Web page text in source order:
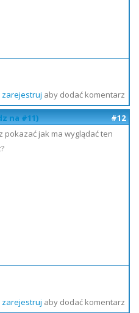
zarejestruj aby dodać komentarz
na #11)
#12
pokazać jak ma wyglądać ten
zarejestruj aby dodać komentarz